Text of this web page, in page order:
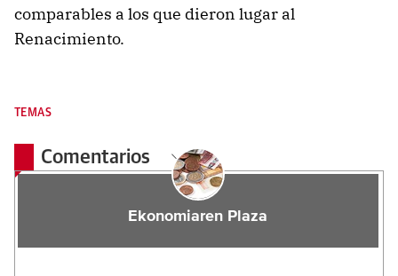
comparables a los que dieron lugar al
Renacimiento.
TEMAS
Comentarios
Ekonomiaren Plaza